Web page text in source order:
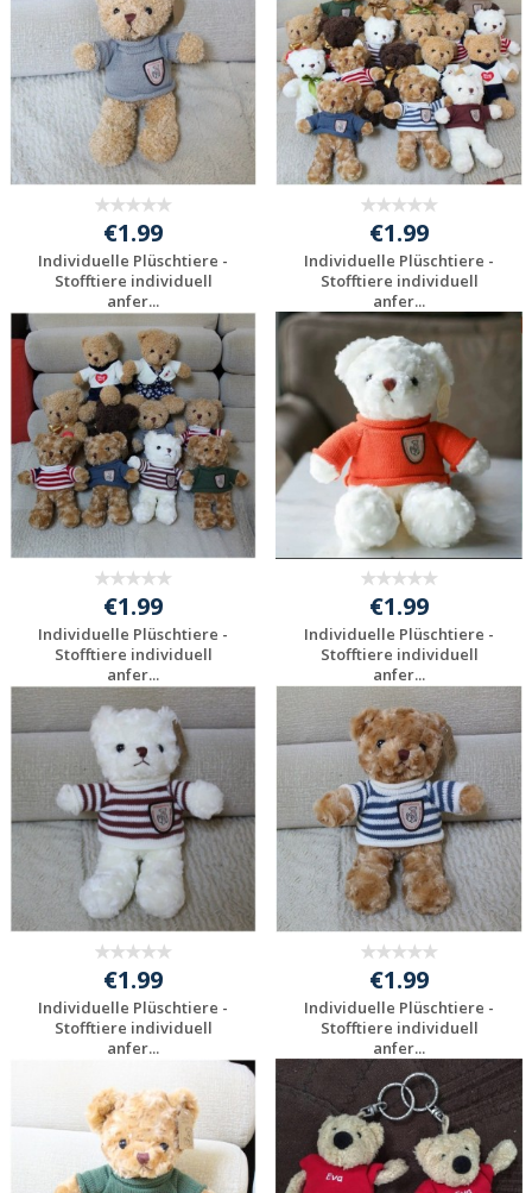
€1.99
Individuelle Plüschtiere -
Stofftiere individuell
anfer...
Preis unverbindlich
anfragen
€1.99
Individuelle Plüschtiere -
Stofftiere individuell
anfer...
Preis unverbindlich
anfragen
€1.99
Individuelle Plüschtiere -
Stofftiere individuell
anfer...
Preis unverbindlich
anfragen
€1.99
Individuelle Plüschtiere -
Stofftiere individuell
anfer...
Preis unverbindlich
anfragen
€1.99
Individuelle Plüschtiere -
Stofftiere individuell
anfer...
Preis unverbindlich
anfragen
€1.99
Individuelle Plüschtiere -
Stofftiere individuell
anfer...
Preis unverbindlich
anfragen